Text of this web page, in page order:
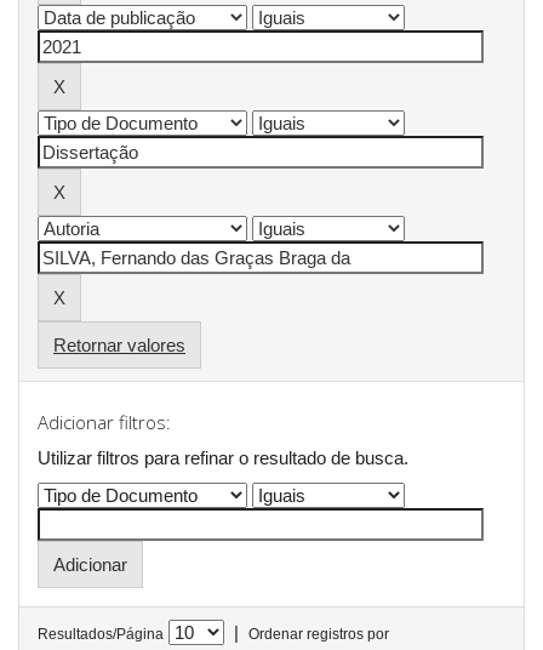
Retornar valores
Adicionar filtros:
Utilizar filtros para refinar o resultado de busca.
Resultados/Página |
Ordenar registros por